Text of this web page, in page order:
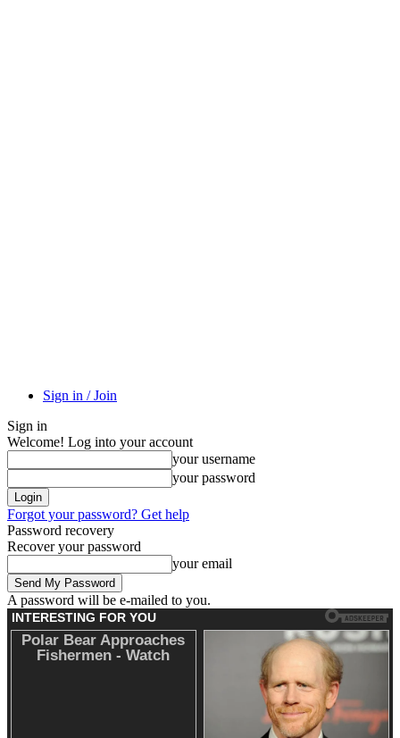
Sign in / Join
Sign in
Welcome! Log into your account
your username
your password
Forgot your password? Get help
Password recovery
Recover your password
your email
A password will be e-mailed to you.